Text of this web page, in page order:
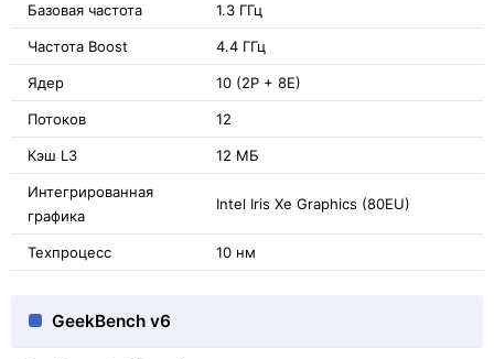
Базовая частота 1.3 ГГц
Частота Boost 4.4 ГГц
Ядер 10 (2P + 8E)
Потоков 12
Кэш L3 12 МБ
Интегрированная
графика
Intel Iris Xe Graphics (80EU)
Техпроцесс 10 нм
GeekBench v6